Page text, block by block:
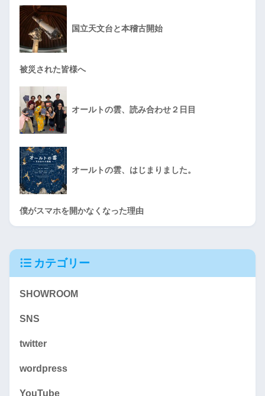
国立天文台と本稽古開始
被災された皆様へ
オールトの雲、読み合わせ２日目
オールトの雲、はじまりました。
僕がスマホを開かなくなった理由
カテゴリー
SHOWROOM
SNS
twitter
wordpress
YouTube